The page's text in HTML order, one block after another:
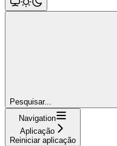
Pesquisar...
Navigation
Aplicação
Reiniciar aplicação